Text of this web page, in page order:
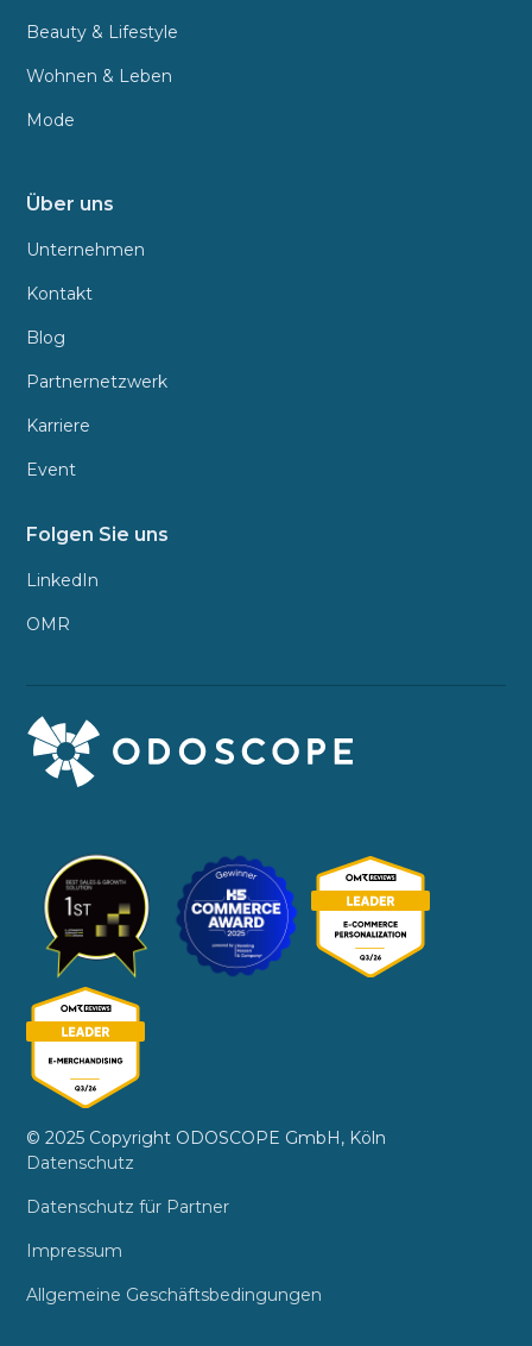
Beauty & Lifestyle
Wohnen & Leben
Mode
Über uns
Unternehmen
Kontakt
Blog
Partnernetzwerk
Karriere
Event
Folgen Sie uns
LinkedIn
OMR
© 2025 Copyright ODOSCOPE GmbH, Köln
Datenschutz
Datenschutz für Partner
Impressum
Allgemeine Geschäftsbedingungen